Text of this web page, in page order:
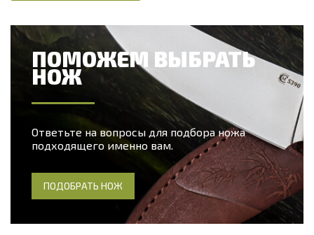
ПОМОЖЕМ ВЫБРАТЬ
НОЖ
Ответьте на вопросы для подбора ножа
подходящего именно вам.
ПОДОБРАТЬ НОЖ